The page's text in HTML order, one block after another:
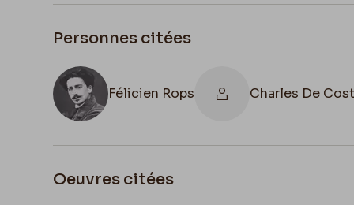
Personnes citées
Félicien Rops Charles De
Oeuvres citées